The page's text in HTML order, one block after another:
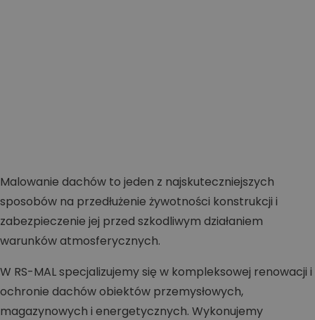
Malowanie dachów to jeden z najskuteczniejszych
sposobów na przedłużenie żywotności konstrukcji i
zabezpieczenie jej przed szkodliwym działaniem
warunków atmosferycznych.
W RS-MAL specjalizujemy się w kompleksowej renowacji i
ochronie dachów obiektów przemysłowych,
magazynowych i energetycznych. Wykonujemy